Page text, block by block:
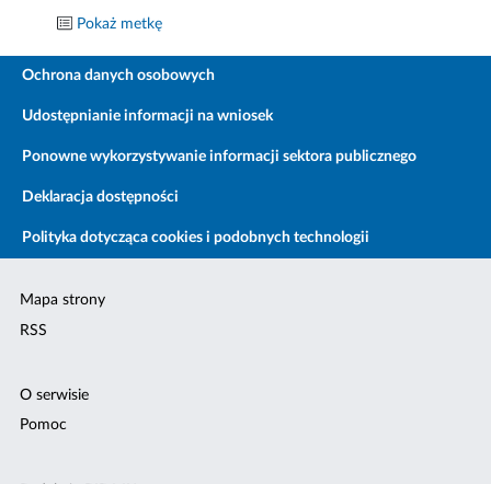
Pokaż metkę
Ochrona danych osobowych
Udostępnianie informacji na wniosek
Ponowne wykorzystywanie informacji sektora publicznego
Deklaracja dostępności
Polityka dotycząca cookies i podobnych technologii
Mapa strony
RSS
O serwisie
Pomoc